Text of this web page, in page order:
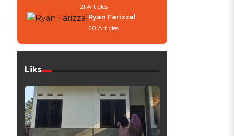
21 Articles
Ryan Farizzal
20 Articles
Liks